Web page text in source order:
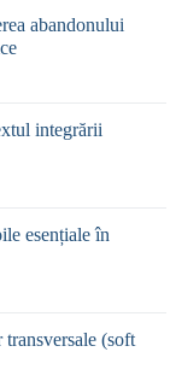
abandonului
integrării
esențiale în
transversale (soft